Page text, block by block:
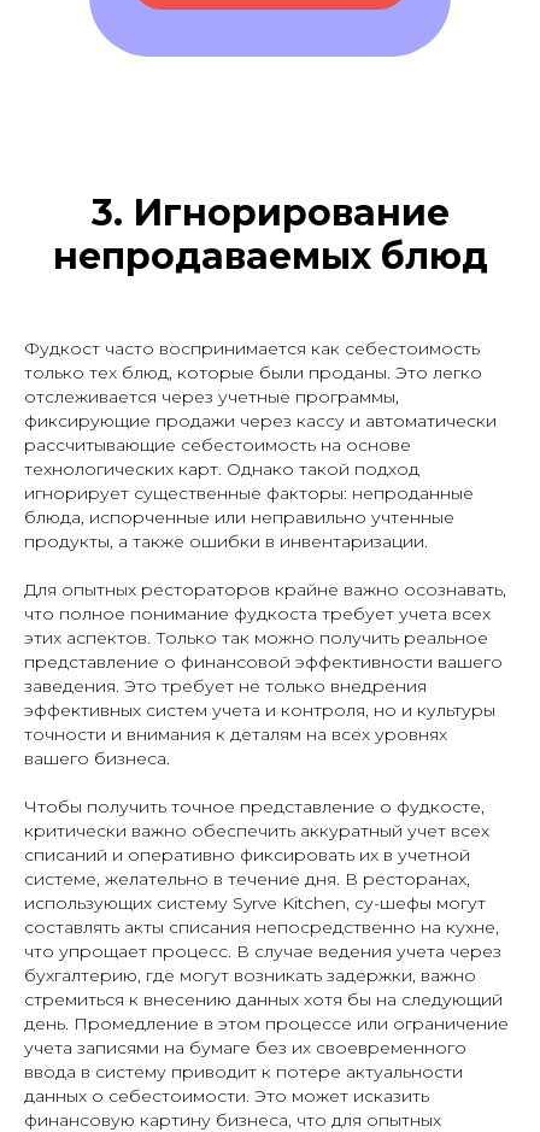
3. Игнорирование
непродаваемых блюд
Фудкост часто воспринимается как себестоимость
только тех блюд, которые были проданы. Это легко
отслеживается через учетные программы,
фиксирующие продажи через кассу и автоматически
рассчитывающие себестоимость на основе
технологических карт. Однако такой подход
игнорирует существенные факторы: непроданные
блюда, испорченные или неправильно учтенные
продукты, а также ошибки в инвентаризации.
Для опытных рестораторов крайне важно осознавать,
что полное понимание фудкоста требует учета всех
этих аспектов. Только так можно получить реальное
представление о финансовой эффективности вашего
заведения. Это требует не только внедрения
эффективных систем учета и контроля, но и культуры
точности и внимания к деталям на всех уровнях
вашего бизнеса.
Чтобы получить точное представление о фудкосте,
критически важно обеспечить аккуратный учет всех
списаний и оперативно фиксировать их в учетной
системе, желательно в течение дня. В ресторанах,
использующих систему Syrve Kitchen, су-шефы могут
составлять акты списания непосредственно на кухне,
что упрощает процесс. В случае ведения учета через
бухгалтерию, где могут возникать задержки, важно
стремиться к внесению данных хотя бы на следующий
день. Промедление в этом процессе или ограничение
учета записями на бумаге без их своевременного
ввода в систему приводит к потере актуальности
данных о себестоимости. Это может исказить
финансовую картину бизнеса, что для опытных